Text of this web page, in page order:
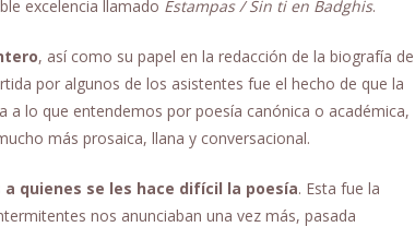
excelencia llamado Estampas / Sin ti en Badghis.
, así como su papel en la redacción de la biografía de
por algunos de los asistentes fue el hecho de que la
lo que entendemos por poesía canónica o académica,
más prosaica, llana y conversacional.
quienes se les hace difícil la poesía. Esta fue la
nos anunciaban una vez más, pasada